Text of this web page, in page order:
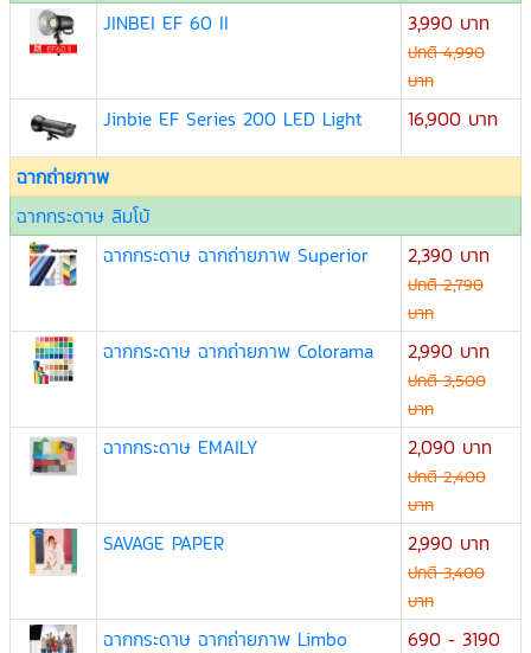
JINBEI EF 60 II
3,990 บาท
ปกติ 4,990
บาท
Jinbie EF Series 200 LED Light 16,900 บาท
ฉากถ่ายภาพ
ฉากกระดาษ ลิมโบ้
ฉากกระดาษ ฉากถ่ายภาพ Superior
2,390 บาท
ปกติ 2,790
บาท
ฉากกระดาษ ฉากถ่ายภาพ Colorama 2,990 บาท
ปกติ 3,500
บาท
ฉากกระดาษ EMAILY 2,090 บาท
ปกติ 2,400
บาท
SAVAGE PAPER 2,990 บาท
ปกติ 3,400
บาท
ฉากกระดาษ ฉากถ่ายภาพ Limbo
690 - 3190